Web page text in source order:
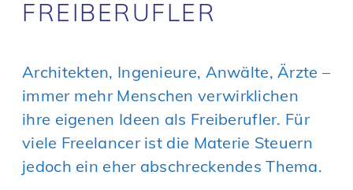
FREIBERUFLER
Architekten, Ingenieure, Anwälte, Ärzte –
immer mehr Menschen verwirklichen
ihre eigenen Ideen als Freiberufler. Für
viele Freelancer ist die Materie Steuern
jedoch ein eher abschreckendes Thema.